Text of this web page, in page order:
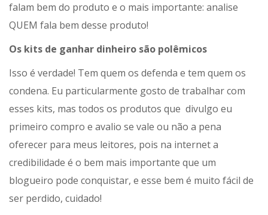
falam bem do produto e o mais importante: analise
QUEM fala bem desse produto!
Os kits de ganhar dinheiro são polêmicos
Isso é verdade! Tem quem os defenda e tem quem os
condena. Eu particularmente gosto de trabalhar com
esses kits, mas todos os produtos que divulgo eu
primeiro compro e avalio se vale ou não a pena
oferecer para meus leitores, pois na internet a
credibilidade é o bem mais importante que um
blogueiro pode conquistar, e esse bem é muito fácil de
ser perdido, cuidado!